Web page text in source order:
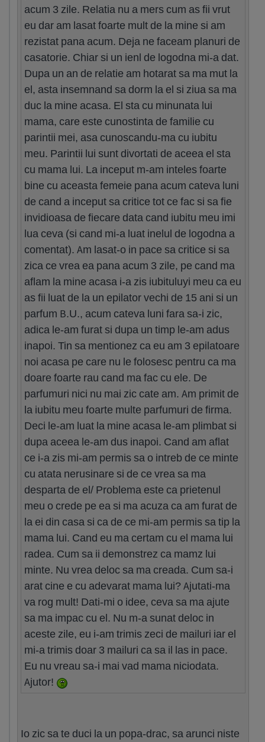
acum 3 zile. Relatia nu a mers cum as fii vrut
eu dar am lasat foarte mult de la mine si am
rezistat pana acum. Deja ne faceam planuri de
casatorie. Chiar si un ienl de logodna mi-a dat.
Dupa un an de relatie am hotarat sa ma mut la
el, asta insemnand sa dorm la el si ziua sa ma
duc la mine acasa. El sta cu minunata lui
mama, care este cunostinta de familie cu
parintii mei, asa cunoscandu-ma cu iubitu
meu. Parintii lui sunt divortati de aceea el sta
cu mama lui. La inceput m-am inteles foarte
bine cu aceasta femeie pana acum cateva luni
de cand a inceput sa critice tot ce fac si sa fie
invidioasa de fiecare data cand iubitu meu imi
lua ceva (si cand mi-a luat inelul de logodna a
comentat). Am lasat-o in pace sa critice si sa
zica ce vrea ea pana acum 3 zile, pe cand ma
aflam la mine acasa i-a zis iubituluyi meu ca eu
as fii luat de la un epilator vechi de 15 ani si un
parfum B.U., acum cateva luni fara sa-i zic,
adica le-am furat si dupa un timp le-am adus
inapoi. Tin sa mentionez ca eu am 3 epilatoare
noi acasa pe care nu le folosesc pentru ca ma
doare foarte rau cand ma fac cu ele. De
parfumuri nici nu mai zic cate am. Am primit de
la iubitu meu foarte multe parfumuri de firma.
Deci le-am luat la mine acasa le-am plimbat si
dupa aceea le-am dus inapoi. Cand am aflat
ce i-a zis mi-am permis sa o intreb de ce minte
cu atata nerusinare si de ce vrea sa ma
desparta de el/ Problema este ca prietenul
meu o crede pe ea si ma acuza ca am furat de
la ei din casa si ca de ce mi-am permis sa tip la
mama lui. Cand eu ma certam cu el mama lui
radea. Cum sa ii demonstrez ca mamz lui
minte. Nu vrea deloc sa ma creada. Cum sa-i
arat cine e cu adevarat mama lui? Ajutati-ma
va rog mult! Dati-mi o idee, ceva sa ma ajute
sa ma impac cu el. Nu m-a sunat deloc in
aceste zile, eu i-am trimis zeci de mailuri iar el
mi-a trimis doar 3 mailuri ca sa il las in pace.
Eu nu vreau sa-i mai vad mama niciodata.
Ajutor!
Io zic sa te duci la un popa-drac, sa arunci niste